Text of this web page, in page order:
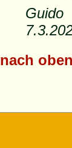
Guido
nach oben